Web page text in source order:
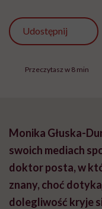
Udostępnij
Przeczytasz w 8 min
Monika Głuska-
swoich mediach
doktor posta, w
znany, choć
dolegliwość kryje